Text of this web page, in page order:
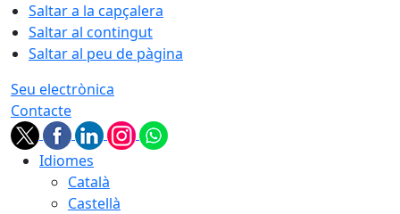
Saltar a la capçalera
Saltar al contingut
Saltar al peu de pàgina
Seu electrònica
Contacte
Idiomes
Català
Castellà